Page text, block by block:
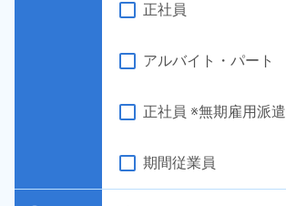
正社員
アルバイト・パート
正社員 ※無期雇用派遣
期間従業員